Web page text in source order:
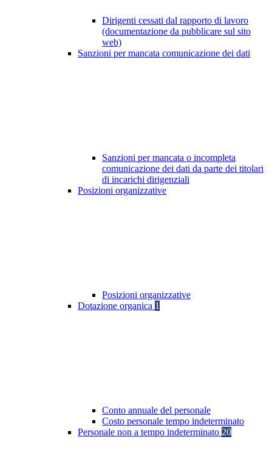
Dirigenti cessati dal rapporto di lavoro
(documentazione da pubblicare sul sito
web)
Sanzioni per mancata comunicazione dei dati
Sanzioni per mancata o incompleta
comunicazione dei dati da parte dei titolari
di incarichi dirigenziali
Posizioni organizzative
Posizioni organizzative
Dotazione organica 1
Conto annuale del personale
Costo personale tempo indeterminato
Personale non a tempo indeterminato 20